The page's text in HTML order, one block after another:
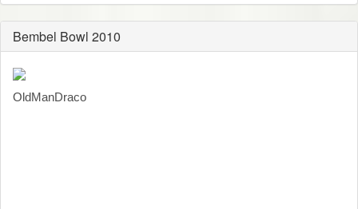
Bembel Bowl 2010
OldManDraco